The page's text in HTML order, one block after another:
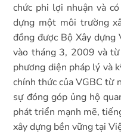
chức phi lợi nhuận và
dựng một môi trường
đồng được Bộ Xây
vào tháng 3, 2009 và
phương diện pháp lý và
chính thức của VGBC từ
sự đóng góp ủng hộ
phát triển mạnh mẽ,
xây dựng bền vững tại